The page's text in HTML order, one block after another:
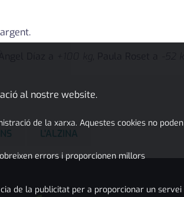
L'ALZINA
al nostre website.
de la xarxa. Aquestes cookies no poden
errors i proporcionen millors
de la publicitat per a proporcionar un servei